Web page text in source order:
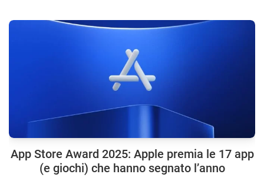
App Store Award 2025: Apple premia le 17 app
(e giochi) che hanno segnato l’anno